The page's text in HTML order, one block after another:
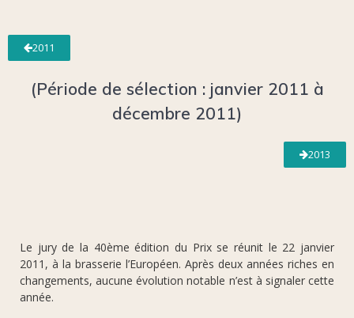
2011
(Période de sélection : janvier 2011 à
décembre 2011)
2013
Le jury de la 40ème édition du Prix se réunit le 22 janvier
2011, à la brasserie l’Européen. Après deux années riches en
changements, aucune évolution notable n’est à signaler cette
année.